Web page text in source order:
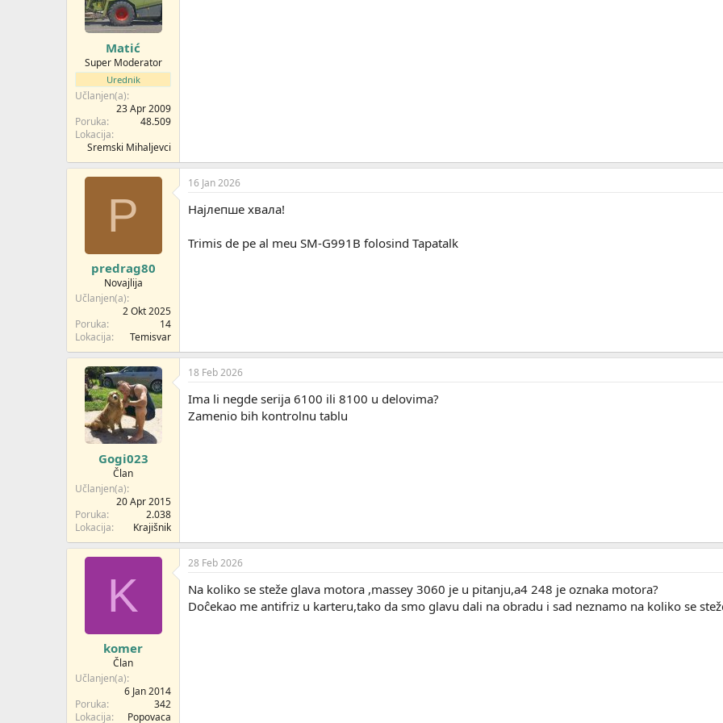
Matić
Super Moderator
Urednik
Učlanjen(a)
23 Apr 2009
Poruka
48.509
Lokacija
Sremski Mihaljevci
P
predrag80
Novajlija
Učlanjen(a)
2 Okt 2025
Poruka
14
Lokacija
Temisvar
16 Jan 2026
Најлепше хвала!
Trimis de pe al meu SM-G991B folosind Tapatalk
Gogi023
Član
Učlanjen(a)
20 Apr 2015
Poruka
2.038
Lokacija
Krajišnik
18 Feb 2026
Ima li negde serija 6100 ili 8100 u delovima?
Zamenio bih kontrolnu tablu
K
komer
Član
Učlanjen(a)
6 Jan 2014
Poruka
342
Lokacija
Popovaca
28 Feb 2026
Na koliko se steže glava motora ,massey 3060 je u pitanju,a4 248 je oznaka motora?
Doĉekao me antifriz u karteru,tako da smo glavu dali na obradu i sad neznamo na koliko se